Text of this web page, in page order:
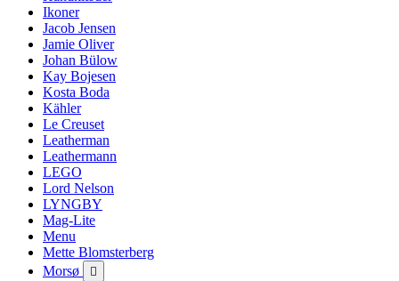
Ikoner
Jacob Jensen
Jamie Oliver
Johan Bülow
Kay Bojesen
Kosta Boda
Kähler
Le Creuset
Leatherman
Leathermann
LEGO
Lord Nelson
LYNGBY
Mag-Lite
Menu
Mette Blomsterberg
Morsø
